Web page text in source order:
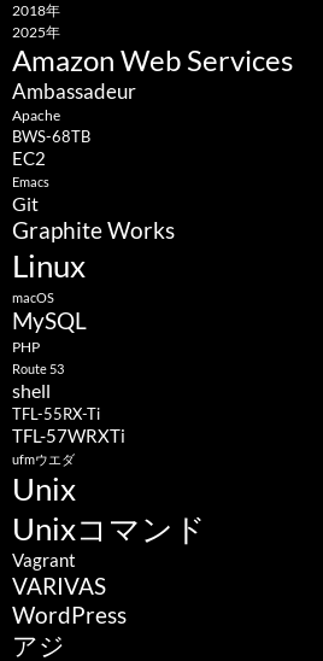
2018年
2025年
Amazon Web Services
Ambassadeur
Apache
BWS-68TB
EC2
Emacs
Git
Graphite Works
Linux
macOS
MySQL
PHP
Route 53
shell
TFL-55RX-Ti
TFL-57WRXTi
ufmウエダ
Unix
Unixコマンド
Vagrant
VARIVAS
WordPress
アジ